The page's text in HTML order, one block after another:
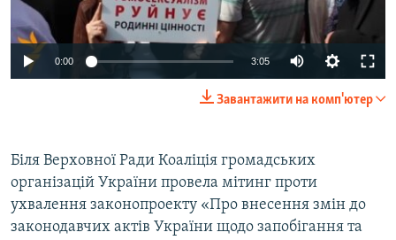
ВІДЕОУРОКИ «ELIFBE»
СВІДЧЕННЯ ОКУПАЦІЇ
УКРАЇНСЬКА ПРОБЛЕМА КРИМУ
Русский
Qırımtatar
Усі сайти RFE/RL
0:00 3:05
Завантажити на комп'ютер
Біля Верховної Ради Коаліція громадських
організацій України провела мітинг проти
ухвалення законопроекту «Про внесення змін до
законодавчих актів України щодо запобігання та